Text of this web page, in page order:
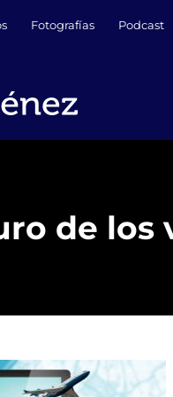
Fotografías Podcast
de los